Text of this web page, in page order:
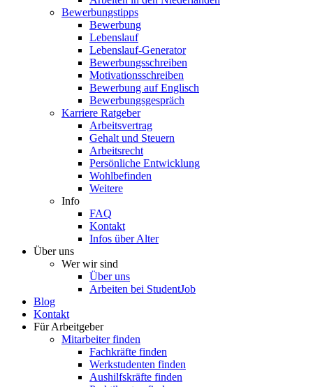
Bewerbungstipps
Bewerbung
Lebenslauf
Lebenslauf-Generator
Bewerbungsschreiben
Motivationsschreiben
Bewerbung auf Englisch
Bewerbungsgespräch
Karriere Ratgeber
Arbeitsvertrag
Gehalt und Steuern
Arbeitsrecht
Persönliche Entwicklung
Wohlbefinden
Weitere
Info
FAQ
Kontakt
Infos über Alter
Über uns
Wer wir sind
Über uns
Arbeiten bei StudentJob
Blog
Kontakt
Für Arbeitgeber
Mitarbeiter finden
Fachkräfte finden
Werkstudenten finden
Aushilfskräfte finden